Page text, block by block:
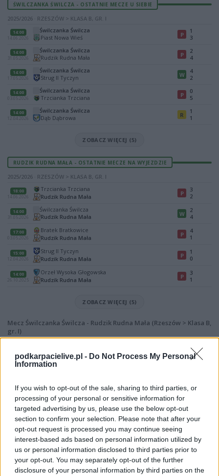
podkarpacielive.pl - Do Not Process My Personal
Information
If you wish to opt-out of the sale, sharing to third parties, or
processing of your personal or sensitive information for
targeted advertising by us, please use the below opt-out
section to confirm your selection. Please note that after your
opt-out request is processed you may continue seeing
interest-based ads based on personal information utilized by
us or personal information disclosed to third parties prior to
your opt-out. You may separately opt-out of the further
disclosure of your personal information by third parties on the
ŚWILCZANKA ŚWILCZA - OSTATNIE MECZE U SIEBIE
2025/2026 · RZESZÓW > KLASA B, GR. I
14:00
14.06.2026
Świlczanka Świlcza
Piast Nowa Wieś
P
1
3
14:00
31.05.2026
Świlczanka Świlcza
Rudzik Rudna Mała
P
2
4
14:00
17.05.2026
Świlczanka Świlcza
Strug II Tyczyn
W
4
2
14:00
03.05.2026
Świlczanka Świlcza
Trzcianka Trzciana
P
0
5
14:00
12.04.2026
Świlczanka Świlcza
Dąb Dąbrowa
R
1
1
ZOBACZ WIĘCEJ (5)
RUDZIK RUDNA MAŁA - OSTATNIE MECZE NA WYJEZDZIE
2025/2026 · RZESZÓW > KLASA B, GR. I
18:00
14.06.2026
Trzcianka Trzciana
Rudzik Rudna Mała
P
3
2
14:00
31.05.2026
Świlczanka Świlcza
Rudzik Rudna Mała
W
2
4
17:00
03.05.2026
Bratek Bratkowice
Rudzik Rudna Mała
P
4
1
15:00
12.04.2026
Strug II Tyczyn
Rudzik Rudna Mała
P
1
0
14:00
26.10.2025
Orzeł Wysoka Głogowska
Rudzik Rudna Mała
P
3
1
ZOBACZ WIĘCEJ (5)
Mecz Świlczanka Świlcza - Rudzik Rudna Mała (Rzeszów > Klasa B,
gr. I)
rozegrane zostanie w ramach Rzeszów > Klasa B, gr. I (20. kolejki -
Rzeszów > Klasa B, gr. I).
bramek, kartki, składy, statystyki i informacje o przebiegu
spotkania. To kompletne źródło danych dla kibiców i pasjonatów
lokalnej piłki nożnej. Jeżeli aktualnie nie widzisz tutaj danych z pewnością
pracujemy nad tym żeby je uzupełnić.
Wynik meczu Świlczanka Świlcza vs Rudzik Rudna Mała
Po zakończeniu spotkania automatycznie publikujemyoficjalny wynik
spotkania, a także dane meczowe, jeśli są dostępne.
Pełny harmonogram rozgrywek dostępny jest tutaj:Rzeszów > Klasa B,
gr. I - terminarz.